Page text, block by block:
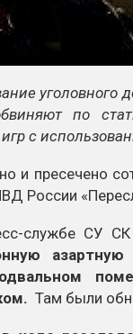
уголовного
по
с
и пресечено
России
службе СУ
Там были